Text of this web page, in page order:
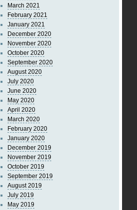
March 2021
February 2021
January 2021
December 2020
November 2020
October 2020
September 2020
August 2020
July 2020
June 2020
May 2020
April 2020
March 2020
February 2020
January 2020
December 2019
November 2019
October 2019
September 2019
August 2019
July 2019
May 2019